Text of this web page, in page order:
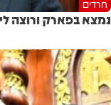
חרדים
נמצא בפארק ורוצה